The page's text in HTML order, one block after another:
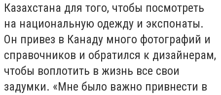
Казахстана для того, чтобы посмотреть
на национальную одежду и экспонаты.
Он привез в Канаду много фотографий и
справочников и обратился к дизайнерам,
чтобы воплотить в жизнь все свои
задумки. «Мне было важно привнести в